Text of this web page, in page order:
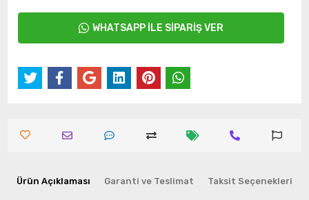
WHATSAPP İLE SİPARİŞ VER
Ürün Açıklaması Garanti ve Teslimat Taksit Seçenekleri